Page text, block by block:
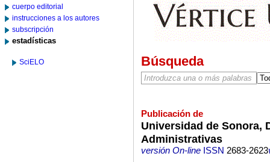
cuerpo editorial
instrucciones a los autores
subscripción
estadísticas
SciELO Búsqueda
Publicación de
Universidad de Sonora,
Administrativas
versión On-lineISSN 2683-2623